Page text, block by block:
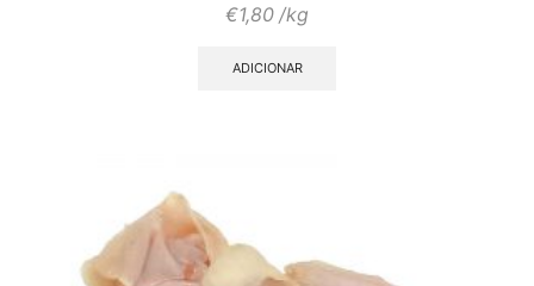
€1,80 /kg
ADICIONAR